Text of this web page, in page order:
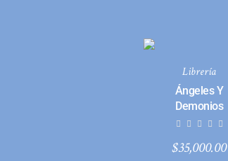
Librería
Ángeles Y
Demonios
$35,000.00